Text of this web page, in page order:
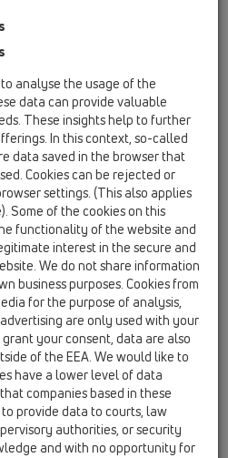
patalpoms
su šlapiu
grotelių
rėmelis
"Nil"
analyse the usage of the
data can provide valuable
These insights help to further
In this context, so-called
data saved in the browser that
Cookies can be rejected or
settings. (This also applies
Some of the cookies on this
functionality of the website and
interest in the secure and
We do not share information
business purposes. Cookies from
for the purpose of analysis,
are only used with your
your consent, data are also
of the EEA. We would like to
have a lower level of data
companies based in these
provide data to courts, law
authorities, or security
and with no opportunity for